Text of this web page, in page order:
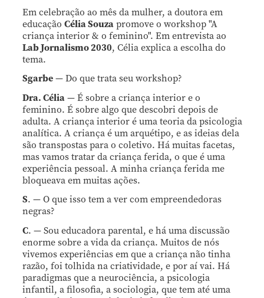
Em celebração ao mês da mulher, a doutora em
educação Célia Souzapromove o workshop "A
criança interior & o feminino". Em entrevista ao
Lab Jornalismo 2030, Célia explica a escolha do
tema.
Sgarbe— Do que trata seu workshop?
Dra. Célia— É sobre a criança interior e o
feminino. É sobre algo que descobri depois de
adulta. A criança interior é uma teoria da psicologia
analítica. A criança é um arquétipo, e as ideias dela
são transpostas para o coletivo. Há muitas facetas,
mas vamos tratar da criança ferida, o que é uma
experiência pessoal. A minha criança ferida me
bloqueava em muitas ações.
S. — O que isso tem a ver com empreendedoras
negras?
C. — Sou educadora parental, e há uma discussão
enorme sobre a vida da criança. Muitos de nós
vivemos experiências em que a criança não tinha
razão, foi tolhida na criatividade, e por aí vai. Há
paradigmas que a neurociência, a psicologia
infantil, a filosofia, a sociologia, que tem até uma